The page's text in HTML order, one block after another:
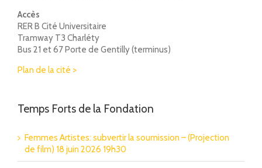
Accès
RER B Cité Universitaire
Tramway T3 Charléty
Bus 21 et 67 Porte de Gentilly (terminus)
Plan de la cité >
Temps Forts de la Fondation
Femmes Artistes: subvertir la soumission – (Projection
de film) 18 juin 2026 19h30